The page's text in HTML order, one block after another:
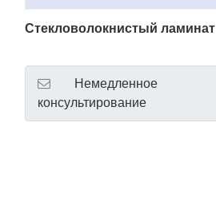
Стекловолокнистый ламинат
Немедленное
консультирование